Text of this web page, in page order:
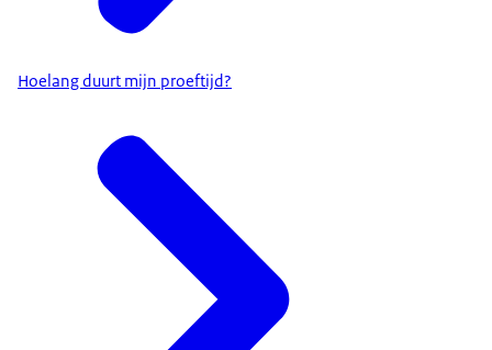
Hoelang duurt mijn proeftijd?